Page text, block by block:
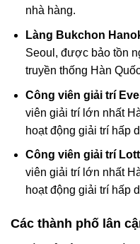
nhà hàng.
Làng Bukchon
Seoul, được bảo tồn
truyền thống Hàn
Công viên giải trí
viên giải trí lớn nhất
hoạt động giải trí hấp
Công viên giải trí
viên giải trí lớn nhất
hoạt động giải trí hấp
Các thành phố lân